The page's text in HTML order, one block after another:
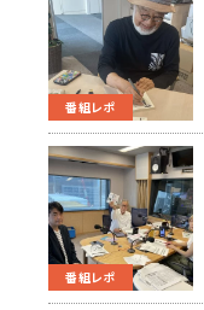
番組レポ
番組レポ